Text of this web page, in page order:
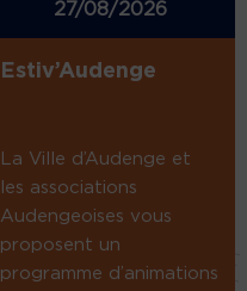
27/08/2026
Estiv’Audenge
La Ville d’Audenge et
les associations
Audengeoises vous
proposent un
programme d’animations